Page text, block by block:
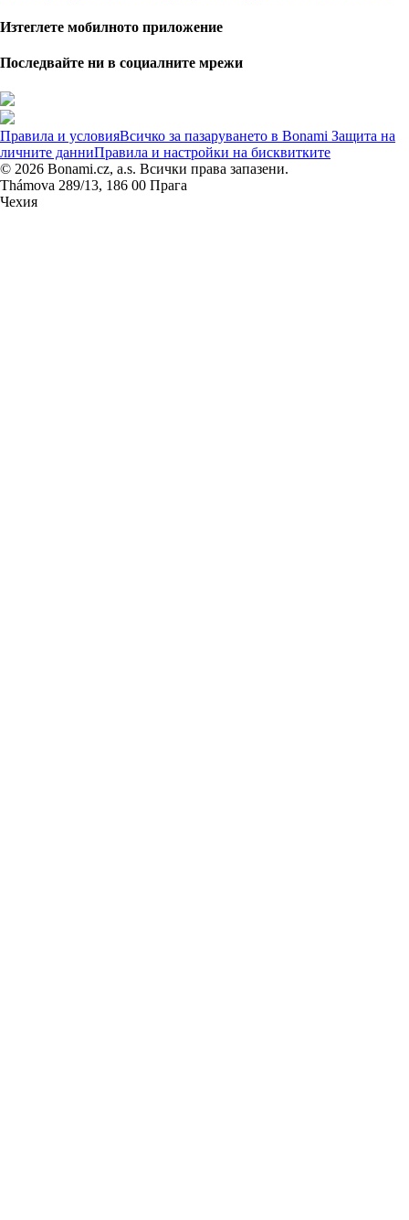
Изтеглете мобилното приложение
Последвайте ни в социалните мрежи
Правила и условияВсичко за пазаруването в Bonami Защита на
личните данниПравила и настройки на бисквитките
© 2026 Bonami.cz, a.s. Всички права запазени.
Thámova 289/13, 186 00 Прага
Чехия